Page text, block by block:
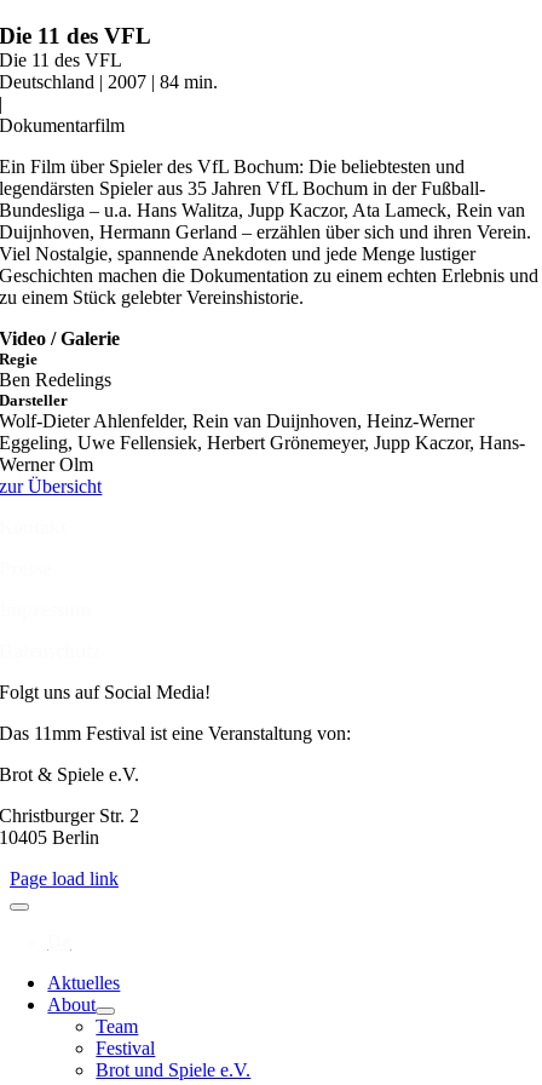
Zum
Inhalt
springen
Die 11 des VFL
Die 11 des VFL
Deutschland | 2007 | 84 min.
|
Dokumentarfilm
Ein Film über Spieler des VfL Bochum: Die beliebtesten und
legendärsten Spieler aus 35 Jahren VfL Bochum in der Fußball-
Bundesliga – u.a. Hans Walitza, Jupp Kaczor, Ata Lameck, Rein van
Duijnhoven, Hermann Gerland – erzählen über sich und ihren Verein.
Viel Nostalgie, spannende Anekdoten und jede Menge lustiger
Geschichten machen die Dokumentation zu einem echten Erlebnis und
zu einem Stück gelebter Vereinshistorie.
Video / Galerie
Regie
Ben Redelings
Darsteller
Wolf-Dieter Ahlenfelder, Rein van Duijnhoven, Heinz-Werner
Eggeling, Uwe Fellensiek, Herbert Grönemeyer, Jupp Kaczor, Hans-
Werner Olm
zur Übersicht
Folgt uns auf Social Media!
Das 11mm Festival ist eine Veranstaltung von:
Brot & Spiele e.V.
Christburger Str. 2
10405 Berlin
Page load link
Aktuelles
About
Team
Festival
Brot und Spiele e.V.